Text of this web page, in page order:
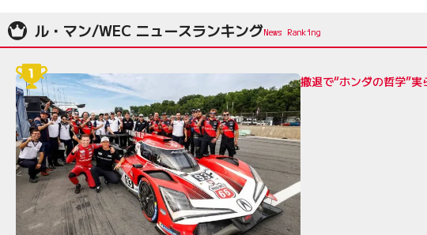
ル・マン/WEC ニュースランキング
撤退で“ホンダの哲学”